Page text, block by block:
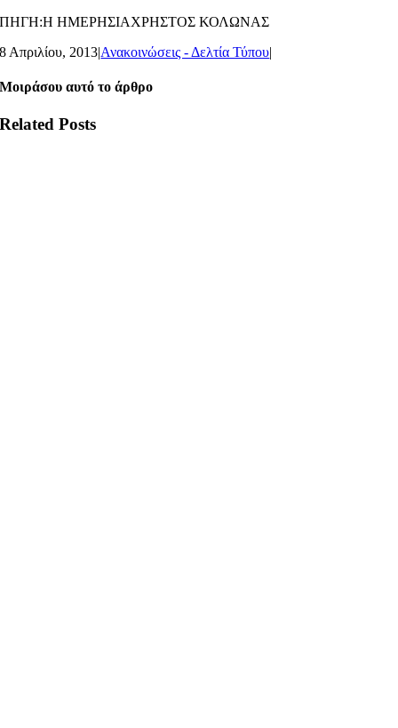
ΠΗΓΗ:Η ΗΜΕΡΗΣΙΑΧΡΗΣΤΟΣ ΚΟΛΩΝΑΣ
8 Απριλίου, 2013|Ανακοινώσεις - Δελτία Τύπου|
Μοιράσου αυτό το άρθρο
Related Posts